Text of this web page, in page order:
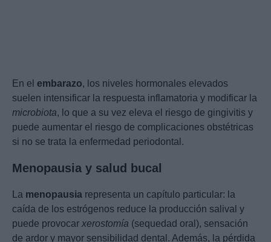
En el embarazo, los niveles hormonales elevados
suelen intensificar la respuesta inflamatoria y modificar la
microbiota, lo que a su vez eleva el riesgo de gingivitis y
puede aumentar el riesgo de complicaciones obstétricas
si no se trata la enfermedad periodontal.
Menopausia y salud bucal
La menopausia representa un capítulo particular: la
caída de los estrógenos reduce la producción salival y
puede provocar xerostomía (sequedad oral), sensación
de ardor y mayor sensibilidad dental. Además, la pérdida